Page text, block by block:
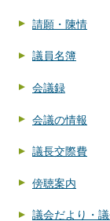
請願・陳情
議員名簿
会議録
会議の情報
議長交際費
傍聴案内
議会だより・